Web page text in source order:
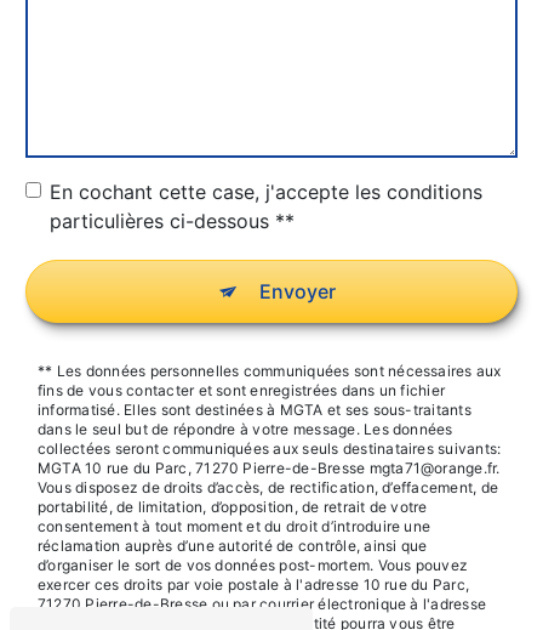
En cochant cette case, j'accepte les conditions
particulières ci-dessous **
Envoyer
** Les données personnelles communiquées sont nécessaires aux
fins de vous contacter et sont enregistrées dans un fichier
informatisé. Elles sont destinées à MGTA et ses sous-traitants
dans le seul but de répondre à votre message. Les données
collectées seront communiquées aux seuls destinataires suivants:
MGTA 10 rue du Parc, 71270 Pierre-de-Bresse mgta71@orange.fr.
Vous disposez de droits d’accès, de rectification, d’effacement, de
portabilité, de limitation, d’opposition, de retrait de votre
consentement à tout moment et du droit d’introduire une
réclamation auprès d’une autorité de contrôle, ainsi que
d’organiser le sort de vos données post-mortem. Vous pouvez
exercer ces droits par voie postale à l'adresse 10 rue du Parc,
71270 Pierre-de-Bresse ou par courrier électronique à l'adresse
mgta71@orange.fr. Un justificatif d'identité pourra vous être